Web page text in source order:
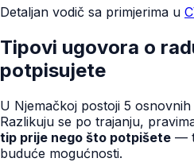
Detaljan vodič sa primjerima u
Tipovi ugovora o
potpisujete
U Njemačkoj postoji 5
Razlikuju se po trajanju,
tip prije nego što potpišete —
buduće mogućnosti.